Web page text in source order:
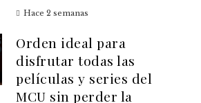
Hace 2 semanas
Orden ideal para
disfrutar todas las
películas y series del
MCU sin perder la